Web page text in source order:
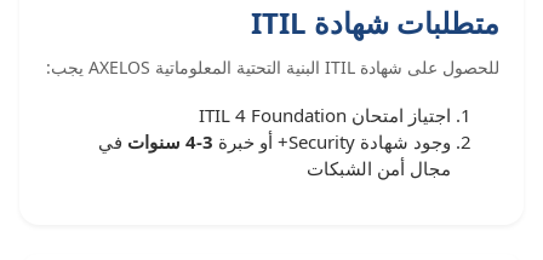
متطلبات شهادة ITIL
للحصول على شهادة ITIL البنية التحتية المعلوماتية AXELOS يجب:
اجتياز امتحان ITIL 4 Foundation
وجود شهادة Security+ أو خبرة
في
مجال أمن الشبكات